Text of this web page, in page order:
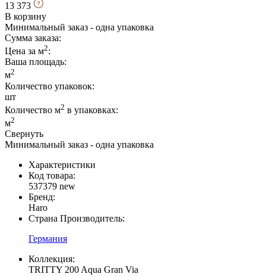
13 373
В корзину
Минимальный заказ - одна упаковка
Сумма заказа:
Цена за м2:
Ваша площадь:
м2
Количество упаковок:
шт
Количество м2 в упаковках:
м2
Свернуть
Минимальный заказ - одна упаковка
Характеристики
Код товара:
537379 new
Бренд:
Haro
Страна Производитель:
Германия
Коллекция:
TRITTY 200 Aqua Gran Via